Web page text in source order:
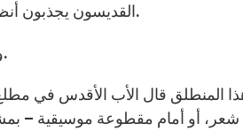
القديسون يجذبون أنظارنا نحو جمال الله، وهم بحد ذاتهم أيقونات تمثل روعة العيش مع الرب ولأجله.
والجمال الحقيقي، التعبير الفني الأصيل هو خبرة مؤثرة تحمل القلب إلى الخالق.
المنطلق قال الأب الأقدس في مطلع
شعر، أو أمام مقطوعة موسيقية –